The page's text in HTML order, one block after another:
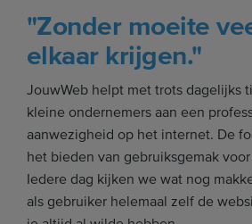
"Zonder moeite
elkaar krijgen."
JouwWeb helpt met trots dagelijks
kleine ondernemers aan een
aanwezigheid op het internet. De
het bieden van gebruiksgemak
Iedere dag kijken we wat nog
als gebruiker helemaal zelf de